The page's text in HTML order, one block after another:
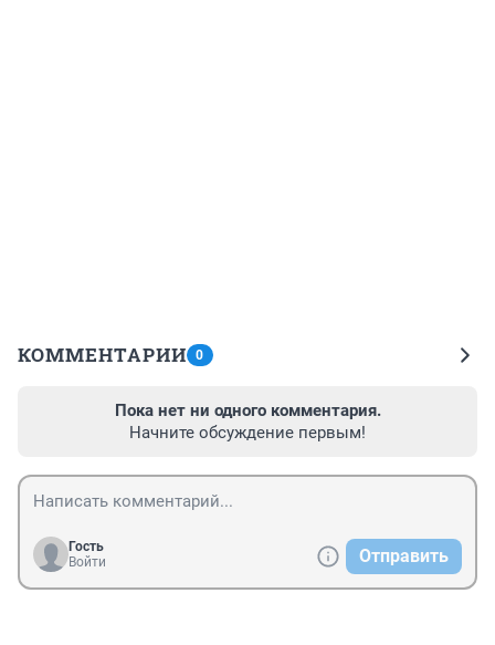
КОММЕНТАРИИ 0
Пока нет ни одного комментария.
Начните обсуждение первым!
Гость
Войти
Отправить